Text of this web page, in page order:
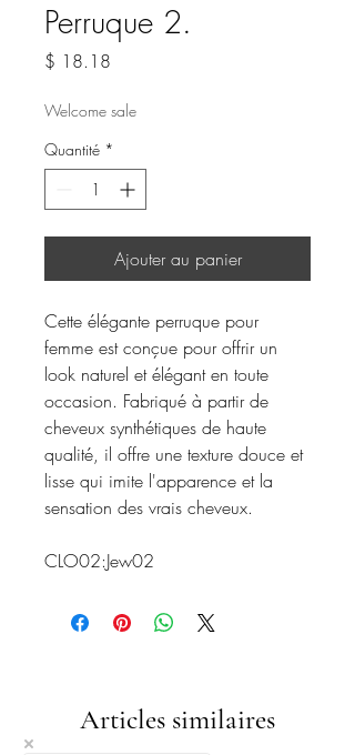
Perruque 2.
$ 18.18
Welcome sale
Quantité *
Ajouter au panier
Cette élégante perruque pour
femme est conçue pour offrir un
look naturel et élégant en toute
occasion. Fabriqué à partir de
cheveux synthétiques de haute
qualité, il offre une texture douce et
lisse qui imite l'apparence et la
sensation des vrais cheveux.
CLO02:Jew02
Articles similaires